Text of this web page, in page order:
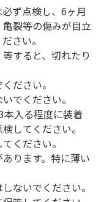
ず点検し、6ヶ月
裂等の傷みが目立
さい。
すると、切れたり
ださい。
でください。
本入る程度に装着
してください。
ください。
ります。特に薄い
ないでください。